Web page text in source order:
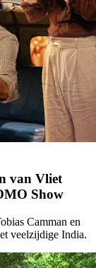
van Vliet
Show
Camman en
veelzijdige India.